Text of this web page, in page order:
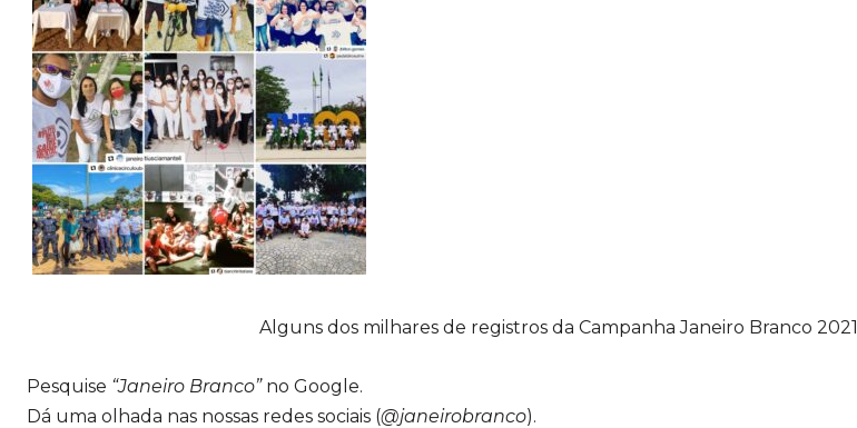
Alguns dos milhares de registros da Campanha Janeiro Branco 2021
Pesquise “Janeiro Branco”no Google.
Dá uma olhada nas nossas redes sociais (@janeirobranco).